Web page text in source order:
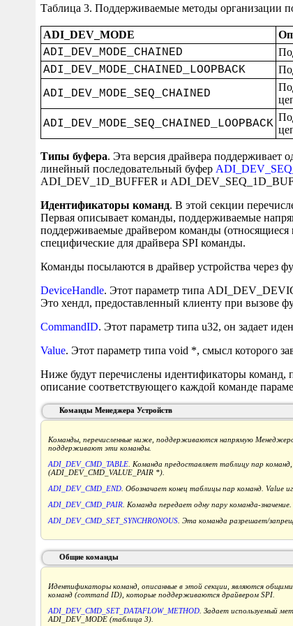
Таблица 3. Поддерживаемые методы организации
ADI_DEV_MODE
ADI_DEV_MODE_CHAINED
ADI_DEV_MODE_CHAINED_LOOPBACK
ADI_DEV_MODE_SEQ_CHAINED
ADI_DEV_MODE_SEQ_CHAINED_LOOPBACK
Типы буфера. Эта версия драйвера
линейный последовательный буфер
ADI_DEV_1D_BUFFER и
Идентификаторы команд. В этой секции
Первая описывает команды, поддерживаемые
поддерживаемые драйвером команды (относящиеся
специфические для драйвера SPI команды.
Команды посылаются в драйвер устройства через
DeviceHandle. Этот параметр типа
Это хендл, предоставленный клиенту при вызове
CommandID. Этот параметр типа u32, он задает
Value. Этот параметр типа void *, смысл которого
Ниже будут перечислены идентификаторы команд,
описание соответствующего каждой команде
Команды Менеджера Устройств
Команды, перечисленные ниже, поддерживаются напрямую
поддерживают эти команды.
ADI_DEV_CMD_TABLE. Команда предоставляет таблицу пар
(ADI_DEV_CMD_VALUE_PAIR *).
ADI_DEV_CMD_END. Обозначает конец таблицы пар команд. Value
ADI_DEV_CMD_PAIR. Команда передает одну пару команда-
ADI_DEV_CMD_SET_SYNCHRONOUS. Эта команда разрешает/
Общие команды
Идентификаторы команд, описанные в этой секции, являются
команд (command ID), которые поддерживаются драйвером SPI.
ADI_DEV_CMD_SET_DATAFLOW_METHOD. Задает используемый
ADI_DEV_MODE (таблица 3).